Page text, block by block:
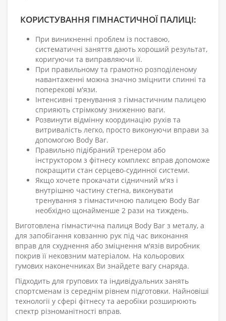
КОРИСТУВАННЯ ГІМНАСТИЧНОЇ ПАЛИЦІ:
При виникненні проблем із поставою,
систематичні заняття дають хороший результат,
коригуючи та виправляючи її.
При правильному та грамотно розподіленому
навантаженні можна значно зміцнити спинні та
поперекові м'язи.
Інтенсивні тренування з гімнастичним палицею
сприяють стрімкому зниженню ваги.
Розвинути відмінну координацію рухів та
витривалість легко, просто виконуючи вправи за
допомогою Body Bar.
Правильно підібраний тренером або
інструктором з фітнесу комплекс вправ допоможе
покращити стан серцево-судинної системи.
Якщо хочете прокачати сідничний м'яз і
внутрішню частину стегна, виконувати
тренування з гімнастичною палицею Body Bar
необхідно щонайменше 2 рази на тиждень.
Виготовлена ​​гімнастична палиця Body Bar з металу, а
для запобігання ковзанню рук під час виконання
вправ для схуднення або зміцнення м'язів виробник
покрив її нековзним матеріалом. На кольорових
гумових наконечниках Ви знайдете вагу снаряда.
Підходить для групових та індивідуальних занять
спортсменам із середнім рівнем підготовки. Найновіші
технології у сфері фітнесу та аеробіки розширюють
спектр різноманітності вправ.